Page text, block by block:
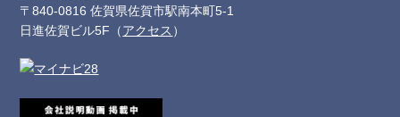
〒840-0816 佐賀県佐賀市駅南本町5-1
日進佐賀ビル5F（アクセス ）